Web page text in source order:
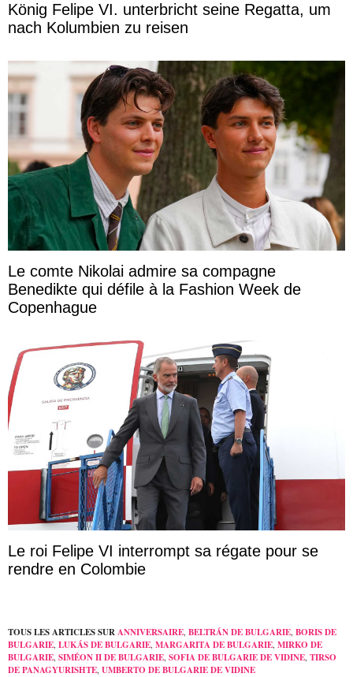
König Felipe VI. unterbricht seine Regatta, um
nach Kolumbien zu reisen
Le comte Nikolai admire sa compagne
Benedikte qui défile à la Fashion Week de
Copenhague
Le roi Felipe VI interrompt sa régate pour se
rendre en Colombie
TOUS LES ARTICLES SURANNIVERSAIRE BELTRÁN DE BULGARIE BORIS DE
BULGARIE LUKÁS DE BULGARIE MARGARITA DE BULGARIE MIRKO DE
BULGARIE SIMÉON II DE BULGARIE SOFIA DE BULGARIE DE VIDINE TIRSO
DE PANAGYURISHTE UMBERTO DE BULGARIE DE VIDINE